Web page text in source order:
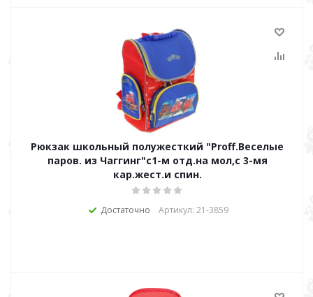
Рюкзак школьный полужесткий "Proff.Веселые
паров. из Чаггинг"c1-м отд.на мол,с 3-мя
кар.жест.и спин.
Достаточно Артикул: 21-3859